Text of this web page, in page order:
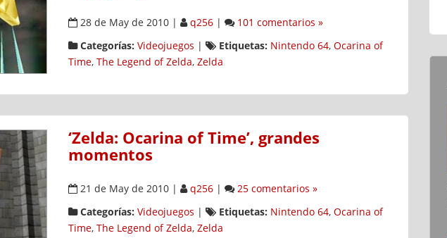
28 de May de 2010| q256|
101 comentarios »
Categorías: Videojuegos | Etiquetas: Nintendo 64, Ocarina of
Time, The Legend of Zelda, Zelda
‘Zelda: Ocarina of Time’, grandes
momentos
21 de May de 2010| q256|
25 comentarios »
Categorías: Videojuegos | Etiquetas: Nintendo 64, Ocarina of
Time, The Legend of Zelda, Zelda